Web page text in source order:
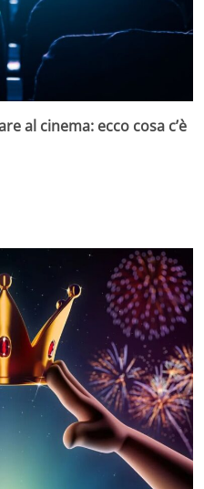
al cinema: ecco cosa c’è